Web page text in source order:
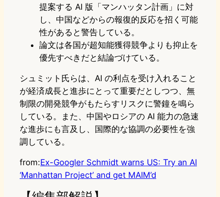
提案する AI 版「マンハッタン計画」に対
し、中国などからの報復的反応を招く可能
性があると警告している。
論文は各国が超知能獲得競争よりも抑止を
優先すべきだと結論づけている。
シュミット氏らは、AI の利点を受け入れること
が経済成長と進歩にとって重要だとしつつ、無
制限の開発競争がもたらすリスクに警鐘を鳴ら
している。また、中国やロシアの AI 能力の急速
な進歩にも言及し、国際的な協調の必要性を強
調している。
from:Ex-Googler Schmidt warns US: Try an AI
‘Manhattan Project’ and get MAIM’d